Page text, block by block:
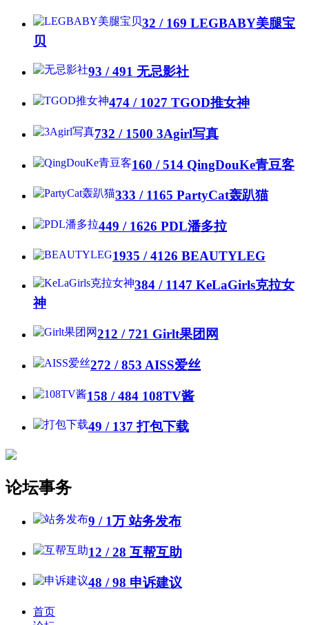
32 / 169 LEGBABY美腿宝
贝
93 / 491 无忌影社
474 / 1027 TGOD推女神
732 / 1500 3Agirl写真
160 / 514 QingDouKe青豆客
333 / 1165 PartyCat轰趴猫
449 / 1626 PDL潘多拉
1935 / 4126 BEAUTYLEG
384 / 1147 KeLaGirls克拉女
神
212 / 721 Girlt果团网
272 / 853 AISS爱丝
158 / 484 108TV酱
49 / 137 打包下载
论坛事务
9 / 1万 站务发布
12 / 28 互帮互助
48 / 98 申诉建议
首页